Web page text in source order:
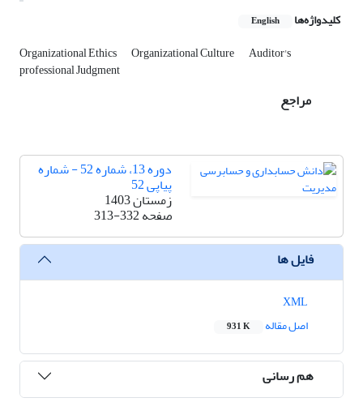
کلیدواژه‌ها English
Organizational Ethics Organizational Culture Auditor's
professional Judgment
مراجع
دوره 13، شماره 52 - شماره
پیاپی 52
زمستان 1403
صفحه313-332
فایل ها
اصل مقاله
931 K
هم رسانی